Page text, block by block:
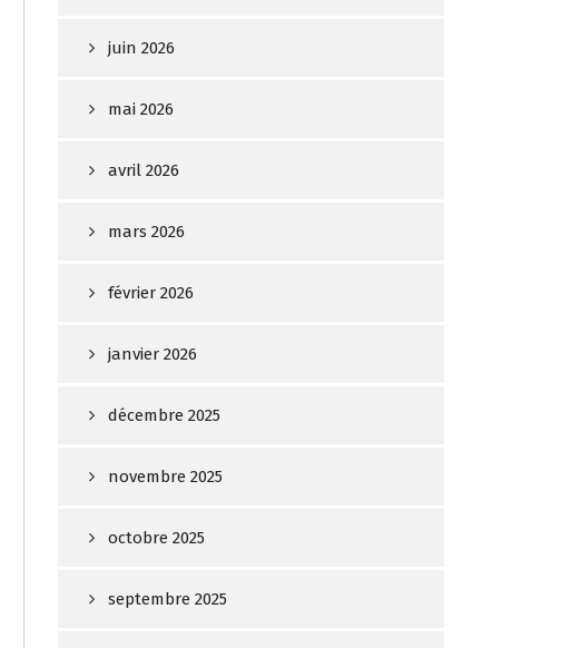
juin 2026
mai 2026
avril 2026
mars 2026
février 2026
janvier 2026
décembre 2025
novembre 2025
octobre 2025
septembre 2025